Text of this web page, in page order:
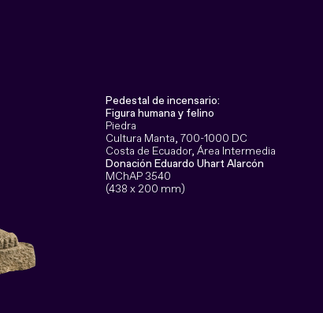
Pedestal de incensario:
Figura humana y felino
Piedra
Cultura Manta, 700-1000 DC
Costa de Ecuador, Área Intermedia
Donación Eduardo Uhart Alarcón
MChAP 3540
(438 x 200 mm)